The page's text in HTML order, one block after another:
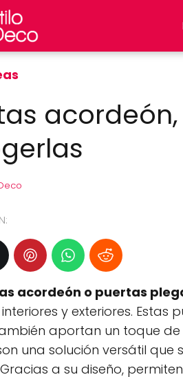
acordeón o puertas
y exteriores. Estas
aportan un toque de
una solución versátil
a su diseño,